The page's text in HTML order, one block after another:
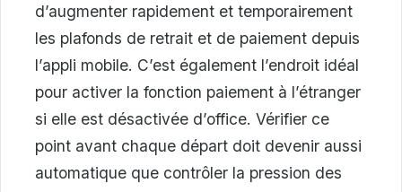
d’augmenter rapidement et temporairement
les plafonds de retrait et de paiement depuis
l’appli mobile. C’est également l’endroit idéal
pour activer la fonction paiement à l’étranger
si elle est désactivée d’office. Vérifier ce
point avant chaque départ doit devenir aussi
automatique que contrôler la pression des